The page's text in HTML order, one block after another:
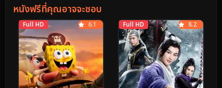
หนังฟรีที่คุณอาจจะชอบ
Full HD 6.1 Full HD 8.2